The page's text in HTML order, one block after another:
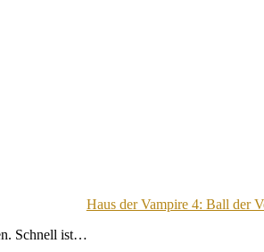
Haus der Vampire 4: Ball der
Schnell ist…